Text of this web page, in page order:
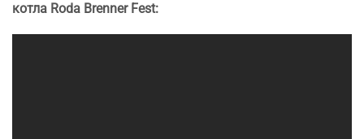
котла Roda Brenner Fest: